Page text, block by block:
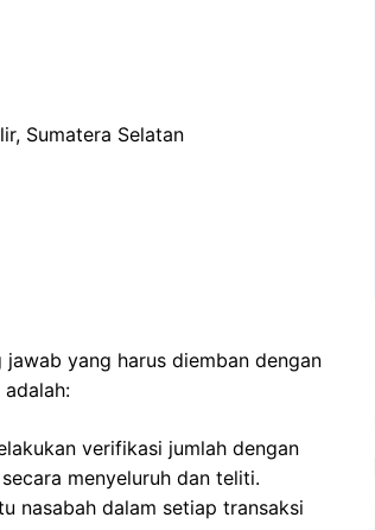
Sumatera Selatan
yang harus diemban dengan
verifikasi jumlah dengan
menyeluruh dan teliti.
nasabah dalam setiap transaksi